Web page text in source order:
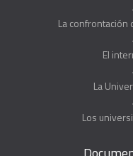
La confrontación
El
La
Los